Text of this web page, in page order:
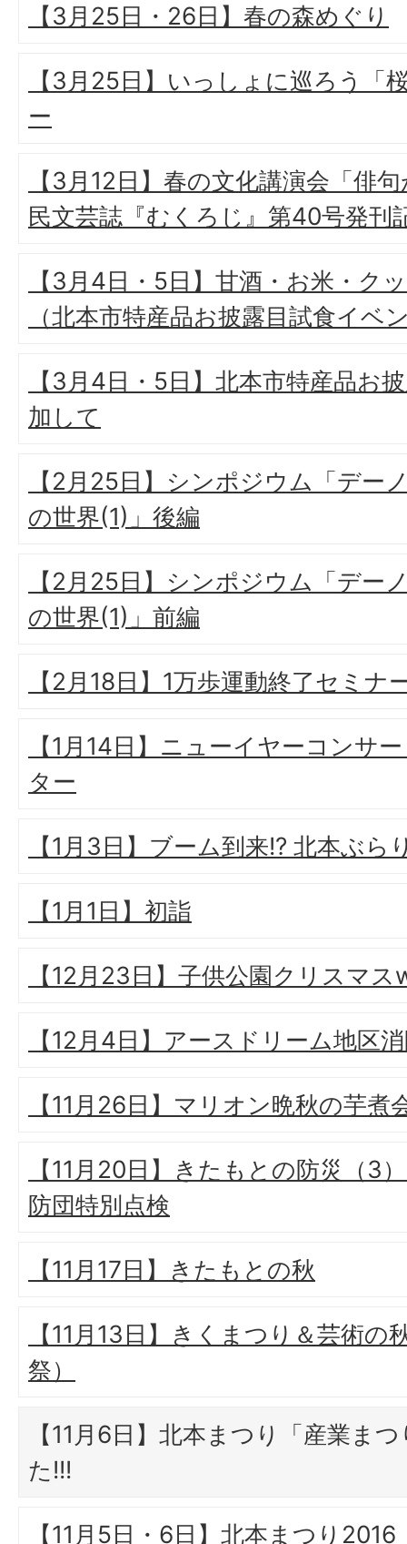
【3月25日・26日】春の森めぐり
【3月25日】いっしょに巡ろう「
ー
【3月12日】春の文化講演会「俳
民文芸誌『むくろじ』第40号発刊
【3月4日・5日】甘酒・お米・ク
（北本市特産品お披露目試食イベ
【3月4日・5日】北本市特産品お
加して
【2月25日】シンポジウム「デー
の世界(1)」後編
【2月25日】シンポジウム「デー
の世界(1)」前編
【2月18日】1万歩運動終了セミナ
【1月14日】ニューイヤーコンサ
ター
【1月3日】ブーム到来!? 北本ぶら
【1月1日】初詣
【12月23日】子供公園クリスマス
【12月4日】アースドリーム地区
【11月26日】マリオン晩秋の芋煮
【11月20日】きたもとの防災（3
防団特別点検
【11月17日】きたもとの秋
【11月13日】きくまつり＆芸術の
祭）
【11月6日】北本まつり「産業ま
た!!!
【11月5日・6日】北本まつり2016